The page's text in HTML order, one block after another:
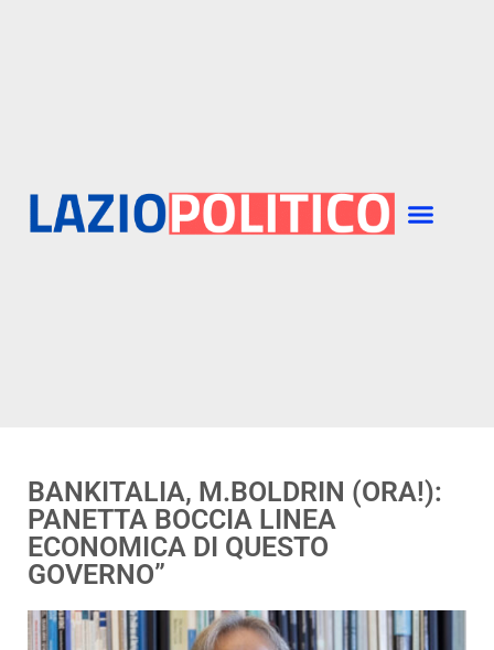
BANKITALIA, M.BOLDRIN (ORA!):
PANETTA BOCCIA LINEA
ECONOMICA DI QUESTO
GOVERNO”